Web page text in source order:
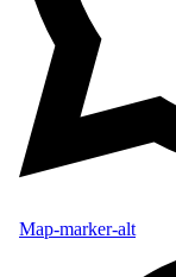
Map-marker-alt